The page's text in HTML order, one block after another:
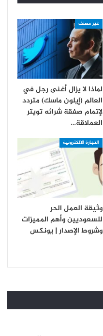
غير مصنف
لماذا لا يزال أغنى رجل في
العالم (إيلون ماسك) متردد
لإتمام صفقة شرائه تويتر
العملاقة…
التجارة الالكترونية
وثيقة العمل الحر
للسعوديين وأهم المميزات
وشروط الإصدار | يونكس